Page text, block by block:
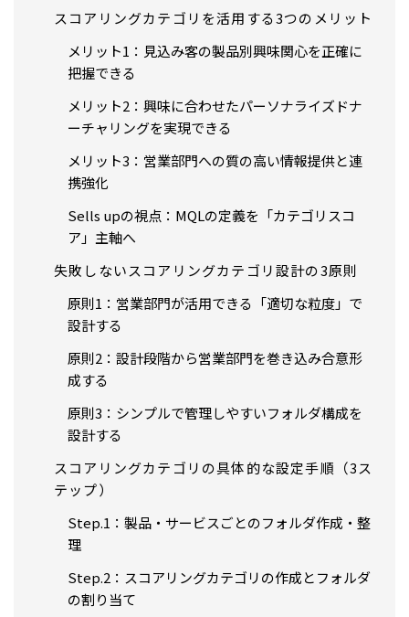
スコアリングカテゴリを活用する3つのメリット
メリット1：見込み客の製品別興味関心を正確に
把握できる
メリット2：興味に合わせたパーソナライズドナ
ーチャリングを実現できる
メリット3：営業部門への質の高い情報提供と連
携強化
Sells upの視点：MQLの定義を「カテゴリスコ
ア」主軸へ
失敗しないスコアリングカテゴリ設計の3原則
原則1：営業部門が活用できる「適切な粒度」で
設計する
原則2：設計段階から営業部門を巻き込み合意形
成する
原則3：シンプルで管理しやすいフォルダ構成を
設計する
スコアリングカテゴリの具体的な設定手順（3ス
テップ）
Step.1：製品・サービスごとのフォルダ作成・整
理
Step.2：スコアリングカテゴリの作成とフォルダ
の割り当て